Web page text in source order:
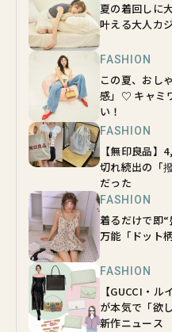
夏の着回しに
叶える大人カ
FASHION
この夏、おし
感」♡ キャミ
い！
FASHION
【無印良品】
切れ続出の「
だった
FASHION
着るだけで即
万能「ドット
FASHION
【GUCCI・
が本気で「欲
新作ニュース